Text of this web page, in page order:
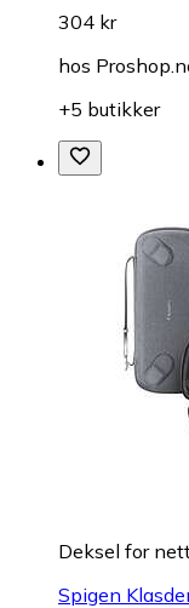
304 kr
hos
+5 butikker
Deksel for
Spigen